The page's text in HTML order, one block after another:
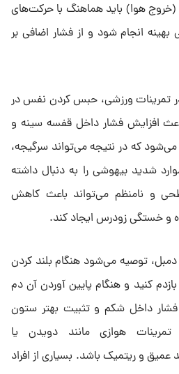
هوا) باید هماهنگ با حرکت‌های
بهینه انجام شود و از فشار اضافی بر
در تمرینات ورزشی، حبس کردن نفس در
افزایش فشار داخل قفسه سینه و
که در نتیجه می‌تواند سرگیجه،
شدید بیهوشی را به دنبال داشته
و نامنظم می‌تواند باعث کاهش
و خستگی زودرس ایجاد کند.
دمبل، توصیه می‌شود هنگام بلند کردن
کنید و هنگام پایین آوردن آن دم
فشار داخل شکم و تثبیت بهتر ستون
هوازی مانند دویدن یا
و ریتمیک باشد. بسیاری از افراد